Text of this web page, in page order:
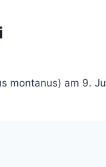
montanus) am 9.